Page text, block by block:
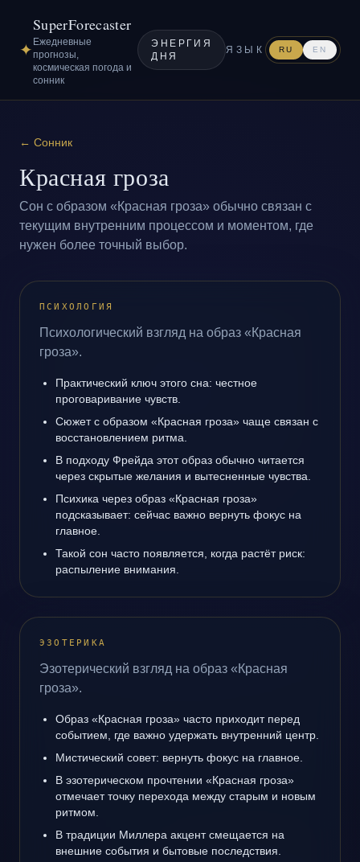
✦
SuperForecaster
Ежедневные
прогнозы,
космическая погода и
сонник
ЭНЕРГИЯ
ДНЯ
ЯЗЫК RU EN
← Сонник
Красная гроза
Сон с образом «Красная гроза» обычно связан с
текущим внутренним процессом и моментом, где
нужен более точный выбор.
ПСИХОЛОГИЯ
Психологический взгляд на образ «Красная
гроза».
Практический ключ этого сна: честное
проговаривание чувств.
Сюжет с образом «Красная гроза» чаще связан с
восстановлением ритма.
В подходу Фрейда этот образ обычно читается
через скрытые желания и вытесненные чувства.
Психика через образ «Красная гроза»
подсказывает: сейчас важно вернуть фокус на
главное.
Такой сон часто появляется, когда растёт риск:
распыление внимания.
ЭЗОТЕРИКА
Эзотерический взгляд на образ «Красная
гроза».
Образ «Красная гроза» часто приходит перед
событием, где важно удержать внутренний центр.
Мистический совет: вернуть фокус на главное.
В эзотерическом прочтении «Красная гроза»
отмечает точку перехода между старым и новым
ритмом.
В традиции Миллера акцент смещается на
внешние события и бытовые последствия.